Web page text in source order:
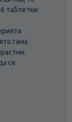
таблетки
гама
се